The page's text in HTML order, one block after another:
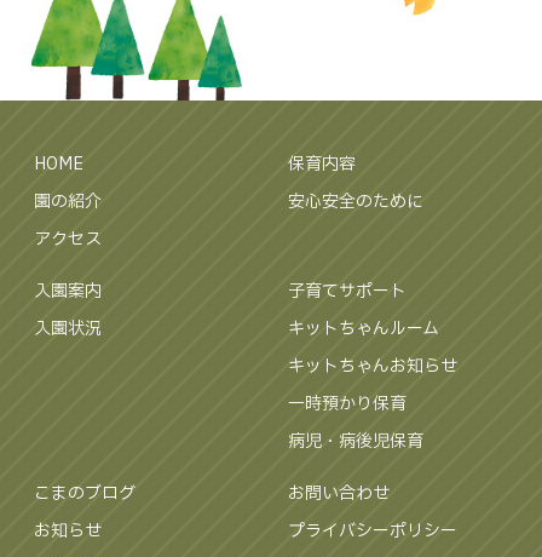
HOME
園の紹介
アクセス
保育内容
安心安全のために
入園案内
入園状況
子育てサポート
キットちゃんルーム
キットちゃんお知らせ
一時預かり保育
病児・病後児保育
こまのブログ
お知らせ
お問い合わせ
プライバシーポリシー